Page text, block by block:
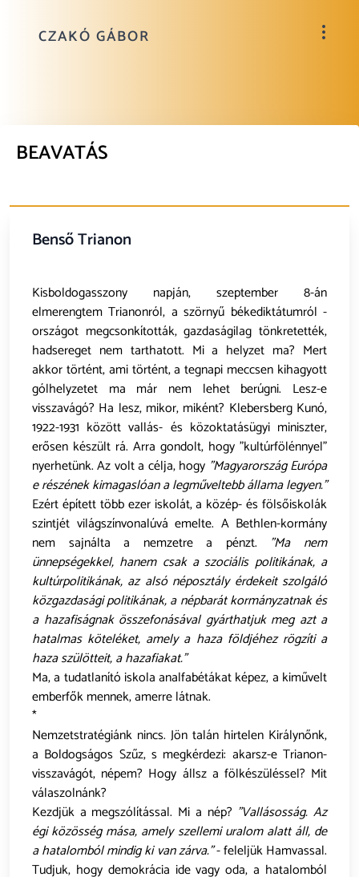
CZAKÓ GÁBOR
BEAVATÁS
Benső Trianon
Kisboldogasszony napján, szeptember 8-án
elmerengtem Trianonról, a szörnyű békediktátumról -
országot megcsonkították, gazdaságilag tönkretették,
hadsereget nem tarthatott. Mi a helyzet ma? Mert
akkor történt, ami történt, a tegnapi meccsen kihagyott
gólhelyzetet ma már nem lehet berúgni. Lesz-e
visszavágó? Ha lesz, mikor, miként? Klebersberg Kunó,
1922-1931 között vallás- és közoktatásügyi miniszter,
erősen készült rá. Arra gondolt, hogy "kultúrfölénnyel"
nyerhetünk. Az volt a célja, hogy "Magyarország Európa
e részének kimagaslóan a legműveltebb állama legyen."
Ezért épített több ezer iskolát, a közép- és fölsőiskolák
szintjét világszínvonalúvá emelte. A Bethlen-kormány
nem sajnálta a nemzetre a pénzt. "Ma nem
ünnepségekkel, hanem csak a szociális politikának, a
kultúrpolitikának, az alsó néposztály érdekeit szolgáló
közgazdasági politikának, a népbarát kormányzatnak és
a hazafiságnak összefonásával gyárthatjuk meg azt a
hatalmas köteléket, amely a haza földjéhez rögzíti a
haza szülötteit, a hazafiakat."
Ma, a tudatlanító iskola analfabétákat képez, a kiművelt
emberfők mennek, amerre látnak.
*
Nemzetstratégiánk nincs. Jön talán hirtelen Királynőnk,
a Boldogságos Szűz, s megkérdezi: akarsz-e Trianon-
visszavágót, népem? Hogy állsz a fölkészüléssel? Mit
válaszolnánk?
Kezdjük a megszólítással. Mi a nép? "Vallásosság. Az
égi közösség mása, amely szellemi uralom alatt áll, de
a hatalomból mindig ki van zárva."- feleljük Hamvassal.
Tudjuk, hogy demokrácia ide vagy oda, a hatalomból